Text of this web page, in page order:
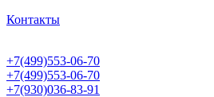
Контакты
+7(499)553-06-70
+7(499)553-06-70
+7(930)036-83-91